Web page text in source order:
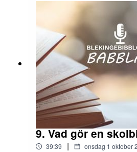
betraktaren skulle känna
litteratur och konst påverkar
beroende på hur vi tar oss
du ett
och Matilda RydénLitteratur
Andersson:
FÖRFARANDEGregory
SHANTARAMTore
9. Vad gör en
39:39 | onsdag 1 oktober